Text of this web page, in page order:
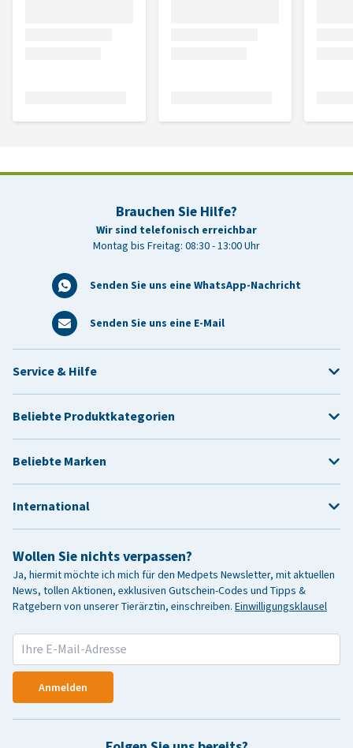
Brauchen Sie Hilfe?
Wir sind telefonisch erreichbar
Montag bis Freitag: 08:30 - 13:00 Uhr
Senden Sie uns eine WhatsApp-Nachricht
Senden Sie uns eine E-Mail
Wollen Sie nichts verpassen?
Ja, hiermit möchte ich mich für den Medpets Newsletter, mit aktuellen
News, tollen Aktionen, exklusiven Gutschein-Codes und Tipps &
Ratgebern von unserer Tierärztin, einschreiben. Einwilligungsklausel
Anmelden
Service & Hilfe
Beliebte Produktkategorien
Beliebte Marken
International